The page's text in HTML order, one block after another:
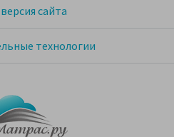
сайта
технологии